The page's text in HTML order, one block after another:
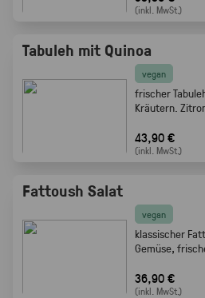
(inkl. MwSt.)
Tabuleh mit Quinoa
vegan
frischer
Kräutern.
43,90 €
(inkl. MwSt.)
Fattoush Salat
vegan
klassischer
Gemüse,
Mezze oder
36,90 €
(inkl. MwSt.)